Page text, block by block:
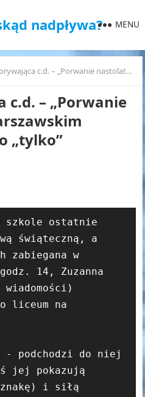
nadpływa? MENU
– „Porwanie nastolatki na warszawskim Żoliborzu? Nie, to „tylko” policjanci…”
c.d. – „Porwanie
„tylko”
szkole ostatnie
świąteczną, a
zabiegana w
14, Zuzanna
liceum na
podchodzi do niej
jej pokazują
i siłą